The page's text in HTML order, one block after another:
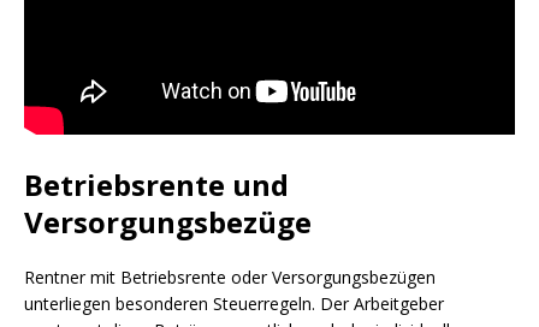
Betriebsrente und
Versorgungsbezüge
Rentner mit Betriebsrente oder Versorgungsbezügen
unterliegen besonderen Steuerregeln. Der Arbeitgeber